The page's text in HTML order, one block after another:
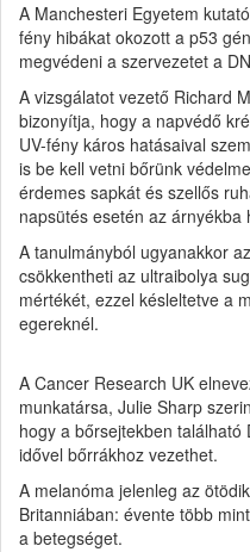
A Manchesteri Egyetem
fény hibákat okozott a p53
megvédeni a szervezetet a
A vizsgálatot vezető Richard
bizonyítja, hogy a napvédő
UV-fény káros hatásaival
is be kell vetni bőrünk
érdemes sapkát és szellős
napsütés esetén az árnyékba
A tanulmányból ugyanakkor
csökkentheti az ultraibolya
mértékét, ezzel késleltetve a
egereknél.
A Cancer Research UK
munkatársa, Julie Sharp
hogy a bőrsejtekben
idővel bőrrákhoz vezethet.
A melanóma jelenleg az
Britanniában: évente több
a betegséget.